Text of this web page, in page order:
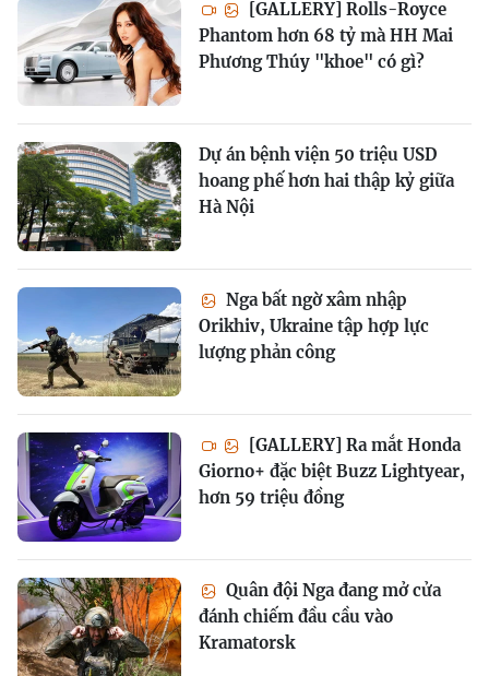
[GALLERY] Rolls-Royce
Phantom hơn 68 tỷ mà HH Mai
Phương Thúy "khoe" có gì?
Dự án bệnh viện 50 triệu USD
hoang phế hơn hai thập kỷ giữa
Hà Nội
Nga bất ngờ xâm nhập
Orikhiv, Ukraine tập hợp lực
lượng phản công
[GALLERY] Ra mắt Honda
Giorno+ đặc biệt Buzz Lightyear,
hơn 59 triệu đồng
Quân đội Nga đang mở cửa
đánh chiếm đầu cầu vào
Kramatorsk